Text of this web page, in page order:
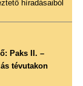
híradásaiból
Paks II. –
tévutakon